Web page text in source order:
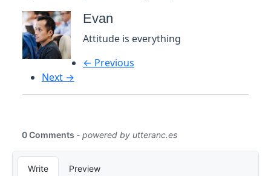
Evan
Attitude is everything
← Previous
Next →